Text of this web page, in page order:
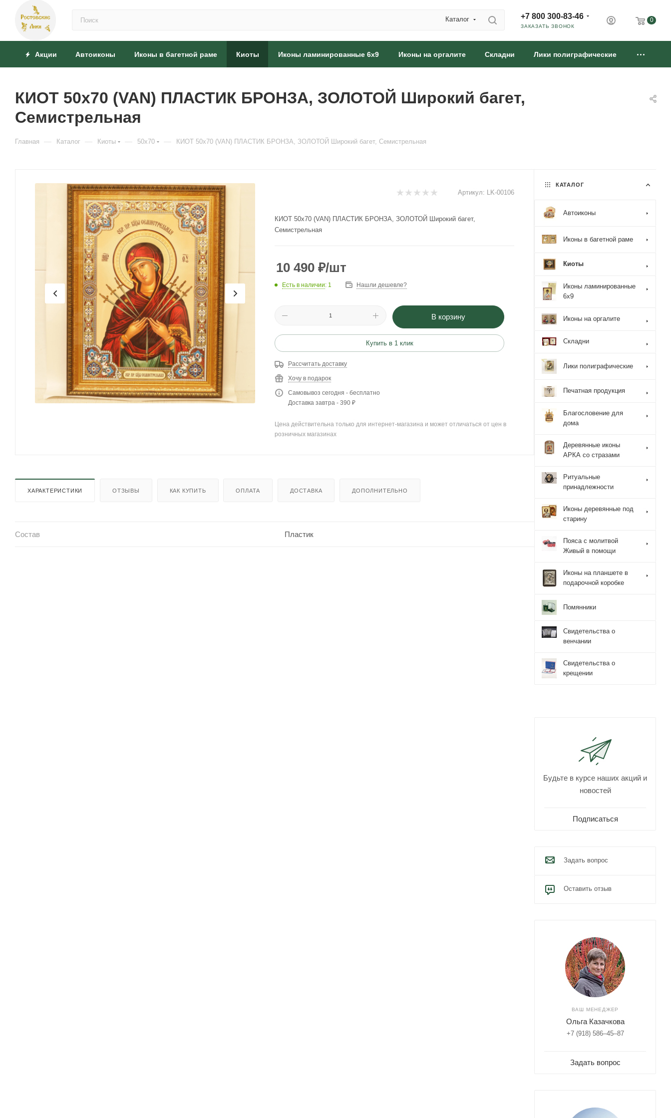
Каталог +7 800 300-83-46
ЗАКАЗАТЬ ЗВОНОК
0
Акции Автоиконы Иконы в багетной раме Киоты Иконы ламинированные 6x9 Иконы на оргалите Складни Лики полиграфические
КИОТ 50x70 (VAN) ПЛАСТИК БРОНЗА, ЗОЛОТОЙ Широкий багет,
Семистрельная
Главная — Каталог — Киоты — 50x70 — КИОТ 50x70 (VAN) ПЛАСТИК БРОНЗА, ЗОЛОТОЙ Широкий багет, Семистрельная
Артикул: LK-00106
КИОТ 50x70 (VAN) ПЛАСТИК БРОНЗА, ЗОЛОТОЙ Широкий багет,
Семистрельная
10 490 ₽/шт
Есть в наличии: 1 Нашли дешевле?
В корзину
Купить в 1 клик
Рассчитать доставку
Хочу в подарок
Самовывоз сегодня - бесплатно
Доставка завтра - 390 ₽
Цена действительна только для интернет-магазина и может отличаться от цен в
розничных магазинах
ХАРАКТЕРИСТИКИ ОТЗЫВЫ КАК КУПИТЬ ОПЛАТА ДОСТАВКА ДОПОЛНИТЕЛЬНО
Состав Пластик
КАТАЛОГ
Автоиконы
Иконы в багетной раме
Киоты
Иконы ламинированные
6x9
Иконы на оргалите
Складни
Лики полиграфические
Печатная продукция
Благословение для
дома
Деревянные иконы
АРКА со стразами
Ритуальные
принадлежности
Иконы деревянные под
старину
Пояса с молитвой
Живый в помощи
Иконы на планшете в
подарочной коробке
Помянники
Свидетельства о
венчании
Свидетельства о
крещении
Будьте в курсе наших акций и
новостей
Подписаться
Задать вопрос
Оставить отзыв
ВАШ МЕНЕДЖЕР
Ольга Казачкова
+7 (918) 586–45–87
Задать вопрос